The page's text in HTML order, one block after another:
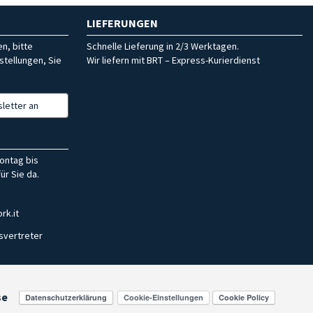
bitte
Sie
an
LIEFERUNGEN
Schnelle Lieferung in 2/3 Werktagen.
Wir liefern mit BRT – Express-Kurierdienst
bis
Sie da.
Cookie-Einstellungen